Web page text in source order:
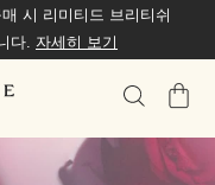
시 리미티드 브리티쉬
다. 자세히 보기
가